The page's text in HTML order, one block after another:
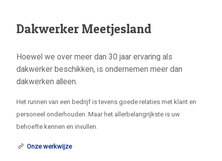
Dakwerker Meetjesland
Hoewel we over meer dan 30 jaar ervaring als
dakwerker beschikken, is ondernemen meer dan
dakwerken alleen.
Het runnen van een bedrijf is tevens goede relaties met klant en
personeel onderhouden. Maar het allerbelangrijkste is uw
behoefte kennen en invullen.
Onze werkwijze